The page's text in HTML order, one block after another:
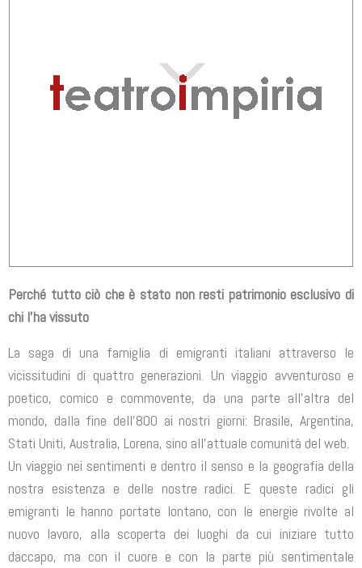
Perché tutto ciò che è stato non resti patrimonio esclusivo di
chi l’ha vissuto
La saga di una famiglia di emigranti italiani attraverso le
vicissitudini di quattro generazioni. Un viaggio avventuroso e
poetico, comico e commovente, da una parte all’altra del
mondo, dalla fine dell’800 ai nostri giorni: Brasile, Argentina,
Stati Uniti, Australia, Lorena, sino all’attuale comunità del web.
Un viaggio nei sentimenti e dentro il senso e la geografia della
nostra esistenza e delle nostre radici. E queste radici gli
emigranti le hanno portate lontano, con le energie rivolte al
nuovo lavoro, alla scoperta dei luoghi da cui iniziare tutto
daccapo, ma con il cuore e con la parte più sentimentale